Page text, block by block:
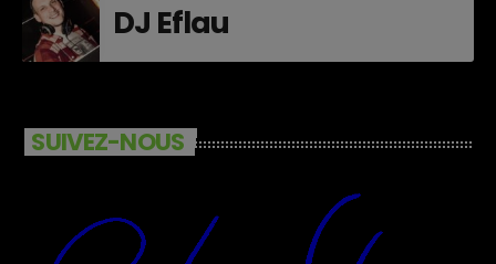
DJ Eflau
SUIVEZ-NOUS